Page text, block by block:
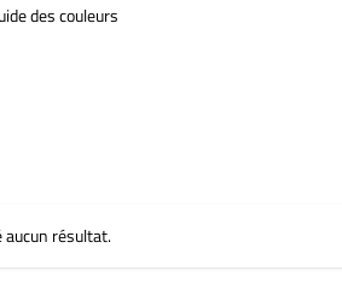
des couleurs
résultat.